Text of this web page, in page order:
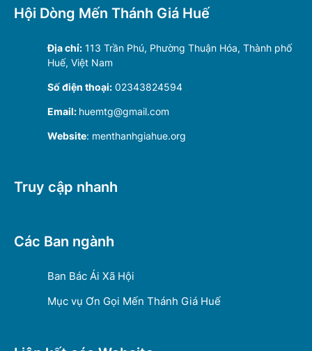
Hội Dòng Mến Thánh Giá Huế
Địa chỉ: 113 Trần Phú, Phường Thuận Hóa, Thành phố
Huế, Việt Nam
Số điện thoại: 02343824594
Email: huemtg@gmail.com
Website: menthanhgiahue.org
Truy cập nhanh
Các Ban ngành
Ban Bác Ái Xã Hội
Mục vụ Ơn Gọi Mến Thánh Giá Huế